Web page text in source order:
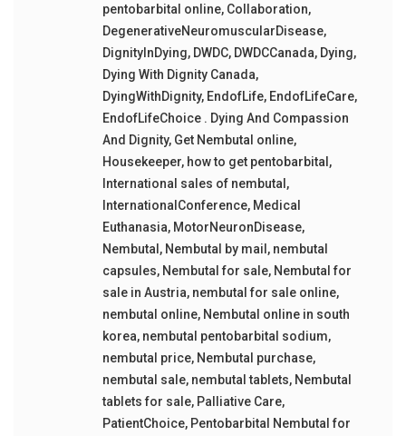
pentobarbital online, Collaboration,
DegenerativeNeuromuscularDisease,
DignityInDying, DWDC, DWDCCanada, Dying,
Dying With Dignity Canada,
DyingWithDignity, EndofLife, EndofLifeCare,
EndofLifeChoice . Dying And Compassion
And Dignity, Get Nembutal online,
Housekeeper, how to get pentobarbital ,
International sales of nembutal ,
InternationalConference, Medical
Euthanasia, MotorNeuronDisease,
Nembutal , Nembutal by mail , nembutal
capsules, Nembutal for sale, Nembutal for
sale in Austria, nembutal for sale online,
nembutal online, Nembutal online in south
korea, nembutal pentobarbital sodium,
nembutal price, Nembutal purchase,
nembutal sale, nembutal tablets, Nembutal
tablets for sale, Palliative Care,
PatientChoice, Pentobarbital Nembutal for